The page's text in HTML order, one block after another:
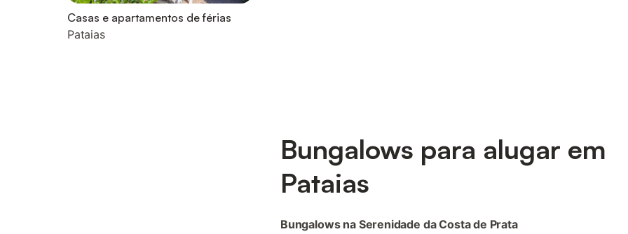
Casas e apartamentos de férias
Pataias
Bungalows para alugar em
Pataias
Bungalows na Serenidade da Costa de Prata